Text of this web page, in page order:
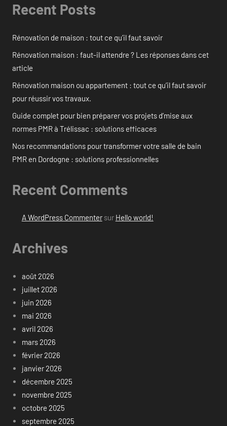
Recent Posts
Rénovation de maison : tout ce qu’il faut savoir
Rénovation maison : faut-il attendre ? Les réponses dans cet
article
Rénovation maison ou appartement : tout ce qu’il faut savoir
pour réussir vos travaux.
Guide complet pour bien préparer vos projets d’mise aux
normes PMR à Trélissac : solutions efficaces
Nos recommandations pour transformer votre salle de bain
PMR en Dordogne : solutions professionnelles
Recent Comments
A WordPress Commentersur Hello world!
Archives
août 2026
juillet 2026
juin 2026
mai 2026
avril 2026
mars 2026
février 2026
janvier 2026
décembre 2025
novembre 2025
octobre 2025
septembre 2025